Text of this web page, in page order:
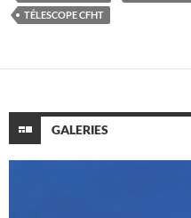
TÉLESCOPE CFHT
GALERIES